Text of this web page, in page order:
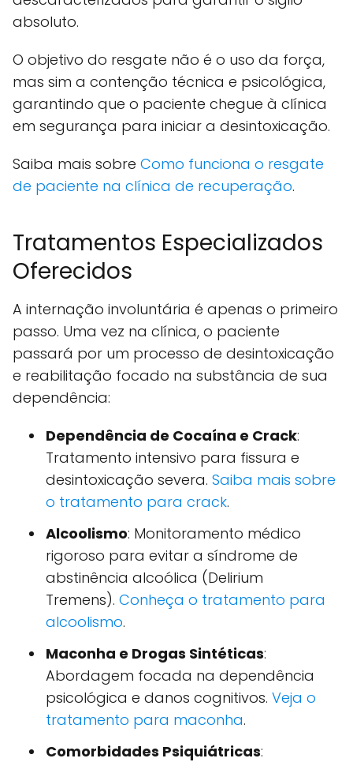
absoluto.
O objetivo do resgate não é o uso da força,
mas sim a contenção técnica e psicológica,
garantindo que o paciente chegue à clínica
em segurança para iniciar a desintoxicação.
Saiba mais sobre Como funciona o resgate
de paciente na clínica de recuperação.
Tratamentos Especializados
Oferecidos
A internação involuntária é apenas o primeiro
passo. Uma vez na clínica, o paciente
passará por um processo de desintoxicação
e reabilitação focado na substância de sua
dependência:
Dependência de Cocaína e Crack:
Tratamento intensivo para fissura e
desintoxicação severa. Saiba mais sobre
o tratamento para crack.
Alcoolismo: Monitoramento médico
rigoroso para evitar a síndrome de
abstinência alcoólica (Delirium
Tremens). Conheça o tratamento para
alcoolismo.
Maconha e Drogas Sintéticas:
Abordagem focada na dependência
psicológica e danos cognitivos. Veja o
tratamento para maconha.
Comorbidades Psiquiátricas: